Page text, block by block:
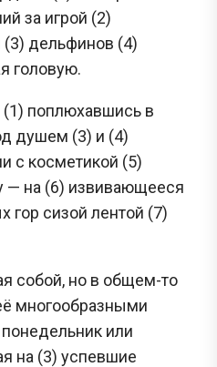
за игрой (2)
дельфинов (4)
головую.
поплюхавшись в
душем (3) и (4)
с косметикой (5)
— на (6) извивающееся
гор сизой лентой (7)
собой, но в общем-то
многообразными
или
на (3) успевшие